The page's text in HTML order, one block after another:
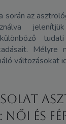
során az
különböző
Mélyre
változásokat
női és